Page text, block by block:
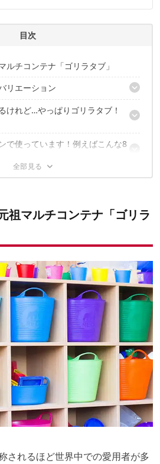
フィール
目次
ルチコンテナ「ゴリラタブ」
リエーション
ラーはこちら
タブ」？
けれど…やっぱりゴリラタブ！
卒業
で使っています！例えばこんな8
に
えない！
祖マルチコンテナ「ゴリラ
されるほど世界中での愛用者が多